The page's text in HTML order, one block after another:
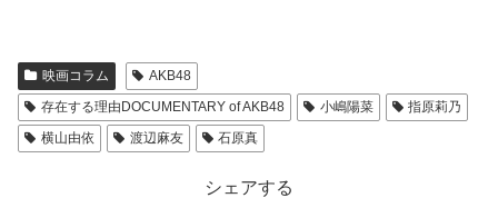
映画コラム
AKB48
存在する理由DOCUMENTARY of AKB48
小嶋陽菜
指原莉乃
横山由依
渡辺麻友 石原真
シェアする